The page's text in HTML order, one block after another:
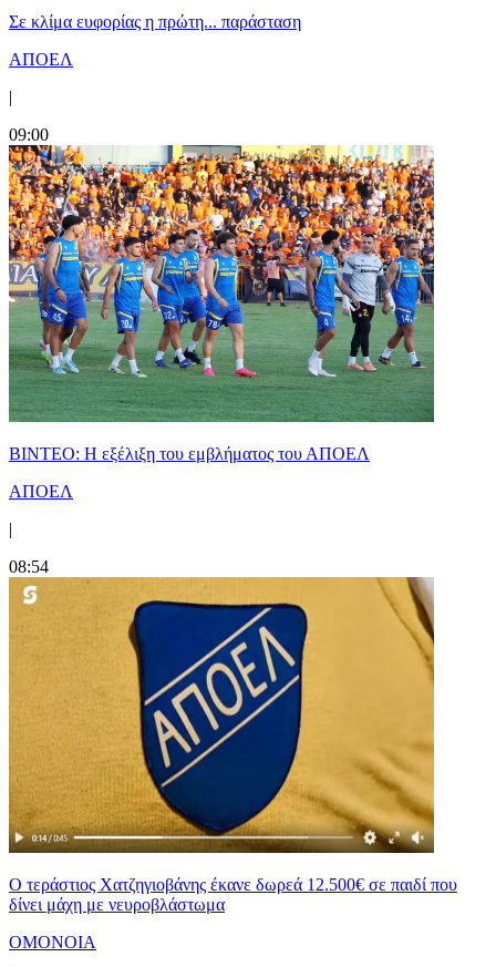
Σε κλίμα ευφορίας η πρώτη... παράσταση
ΑΠΟΕΛ
|
09:00
ΒΙΝΤΕΟ: Η εξέλιξη του εμβλήματος του ΑΠΟΕΛ
ΑΠΟΕΛ
|
08:54
Ο τεράστιος Χατζηγιοβάνης έκανε δωρεά 12.500€ σε παιδί που
δίνει μάχη με νευροβλάστωμα
ΟΜΟΝΟΙΑ